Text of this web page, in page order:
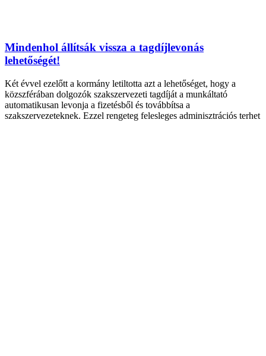
Mindenhol állítsák vissza a tagdíjlevonás
lehetőségét!
Két évvel ezelőtt a kormány letiltotta azt a lehetőséget, hogy a
közszférában dolgozók szakszervezeti tagdíját a munkáltató
automatikusan levonja a fizetésből és továbbítsa a
szakszervezeteknek. Ezzel rengeteg felesleges adminisztrációs terhet